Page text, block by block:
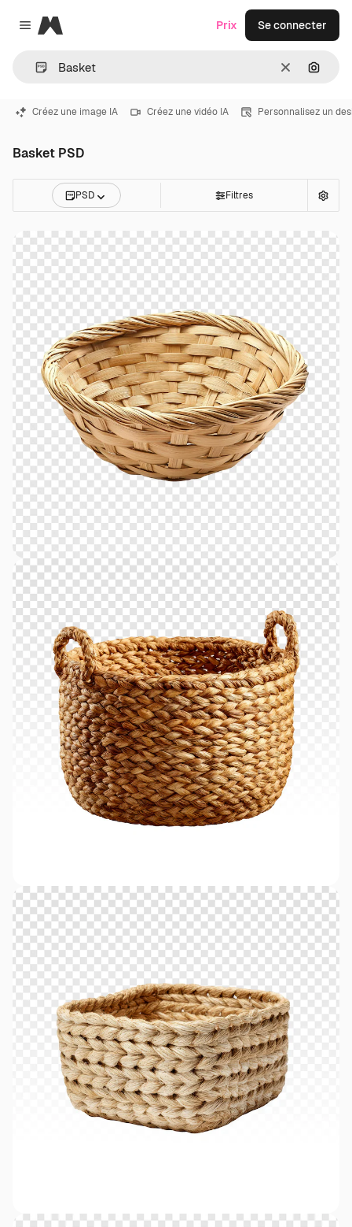
Close menu
Magnific
Effacer
Prix Se connecter
Créez une image IA Créez une vidéo IA Personnalisez un
Basket PSD
PSD Filtres